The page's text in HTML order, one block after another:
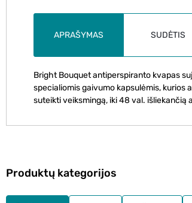
APRAŠYMAS SUDĖTIS
Bright Bouquet antiperspiranto kvapas
specialiomis gaivumo kapsulėmis, kurios
suteikti veiksmingą, iki 48 val. išliekančią
Produktų kategorijos